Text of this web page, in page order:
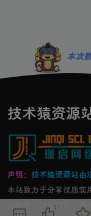
本次
技术猿资源
声明： 技术猿资源站由
本站致力于分享优质实
品软件、技术教程，维
11